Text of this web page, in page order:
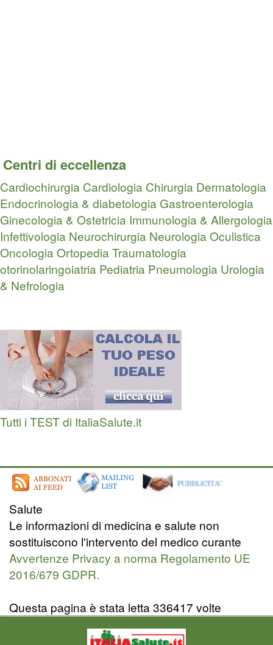
Centri di eccellenza
Cardiochirurgia Cardiologia Chirurgia Dermatologia
Endocrinologia & diabetologia Gastroenterologia
Ginecologia & Ostetricia Immunologia & Allergologia
Infettivologia Neurochirurgia NeurologiaOculistica
OncologiaOrtopedia Traumatologia
otorinolaringoiatria Pediatria Pneumologia Urologia
& Nefrologia
Tutti i TEST di ItaliaSalute.it
Salute
Le informazioni di medicina e salute non
sostituiscono l'intervento del medico curante
Avvertenze Privacy a norma Regolamento UE
2016/679 GDPR.
Questa pagina è stata letta 336417 volte